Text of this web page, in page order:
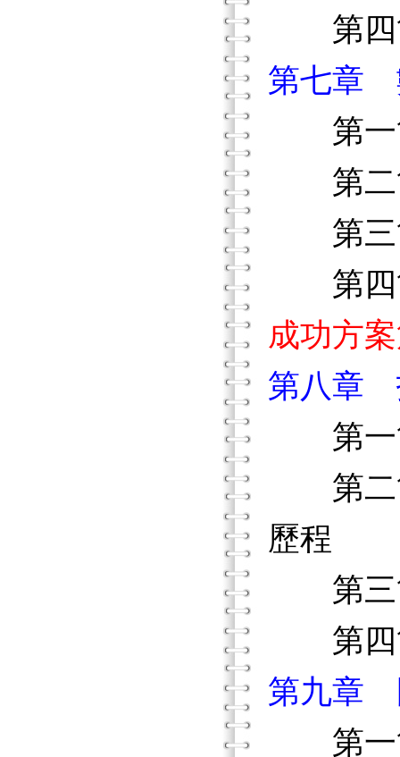
第四
第七章
第一
第二
第三
第四
成功方
第八章
第一
第二
歷程
第三
第四
第九章
第一